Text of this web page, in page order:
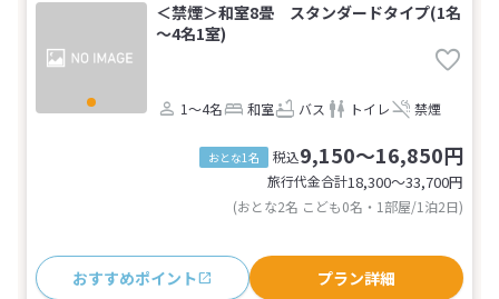
＜禁煙＞和室8畳 スタンダードタイプ(1名
～4名1室)
1～4名 和室 バス トイレ 禁煙
おとな1名 税込9,150～16,850円
旅行代金合計18,300〜33,700円
(おとな2名 こども0名・1部屋/1泊2日)
おすすめポイント プラン詳細